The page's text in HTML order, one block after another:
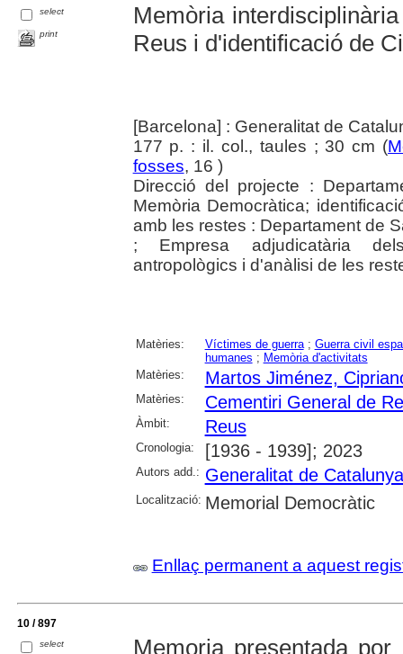
select
print
Memòria
Reus i d'identificació de
[Barcelona] : Generalitat de
177 p. : il. col., taules ; 30 cm (
fosses, 16 )
Direcció del projecte :
Memòria Democràtica;
amb les restes : Departament de
; Empresa adjudicatària
antropològics i d'anàlisi de les
Matèries: Víctimes de guerra; Guerra civil
humanes ; Memòria d'activitats
Matèries:
Martos Jiménez,
Matèries: Cementiri General de
Àmbit: Reus
Cronologia: [1936 - 1939]; 2023
Autors add.: Generalitat de Catalunya
Localització: Memorial Democràtic
Enllaç permanent a aquest
10 / 897
select
Memoria presentada